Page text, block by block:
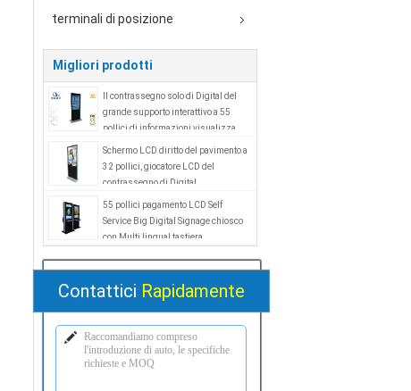
terminali di posizione
Migliori prodotti
Il contrassegno solo di Digital del
grande supporto interattivo a 55
pollici di informazioni visualizza
Schermo LCD diritto del pavimento a
32 pollici, giocatore LCD del
contrassegno di Digital
55 pollici pagamento LCD Self
Service Big Digital Signage chiosco
con Multi lingual tastiera
Contattici Rapidamente